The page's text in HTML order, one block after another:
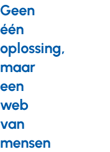
Geen
één
oplossing,
maar
een
web
van
mensen